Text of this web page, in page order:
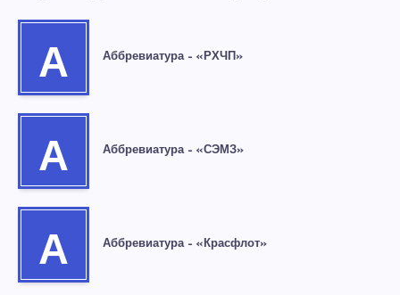
А Аббревиатура – «РХЧП»
А Аббревиатура – «СЭМЗ»
А Аббревиатура – «Красфлот»